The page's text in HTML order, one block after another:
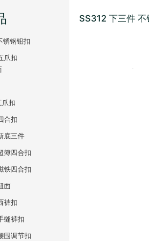
锈钢钮扣
爪扣
爪扣
合扣
底三件
簿四合扣
铁四合扣
面
裤扣
缝裤扣
围调节扣
SS312 下三件 不